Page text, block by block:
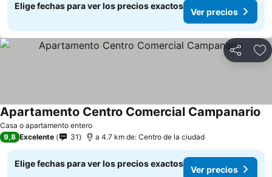
Elige fechas para ver los precios exactos
Ver precios
Compartir
Casa o apartamento entero
Apartamento Centro Comercial Campanario
9,8 Excelente 31 a 4.7 km de: Centro de la ciudad
Elige fechas para ver los precios exactos
Ver precios